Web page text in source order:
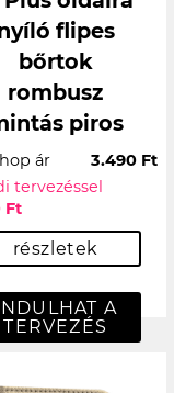
flipes
bőrtok
rombusz
piros
ár
3.490 Ft
tervezéssel
Ft
részletek
A
TERVEZÉS